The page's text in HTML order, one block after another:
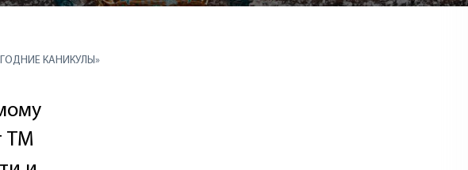
КАНИКУЛЫ»
ТМ